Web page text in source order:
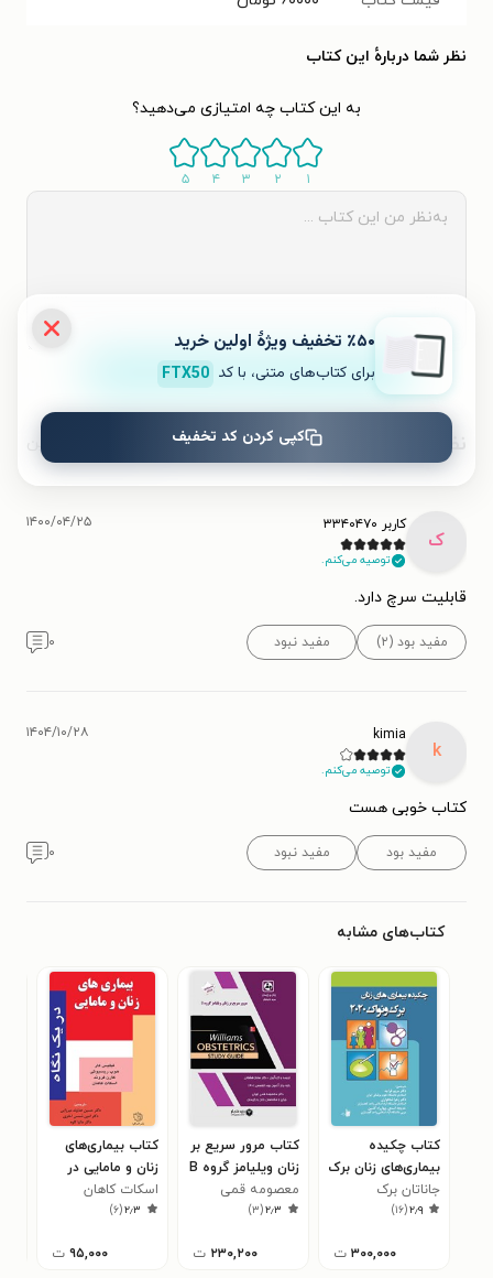
نظر شما دربارهٔ این کتاب
به این کتاب چه امتیازی می‌دهید؟
۱ ۲ ۳ ۴ ۵
ثبت نظر
نظرات کاربران
ک
کاربر ۳۳۴۰۴۷۰
توصیه می‌کنم.
۱۴۰۰/۰۴/۲۵
قابلیت سرچ دارد.
مفید بود (۲) مفید نبود ۰
k
kimia
توصیه می‌کنم.
۱۴۰۴/۱۰/۲۸
کتاب خوبی هست
مفید بود مفید نبود ۰
کتاب‌های مشابه
کتاب چکیده
بیماری‌های زنان برک
و نواک ۲۰۲۰
جاناتان برک
۲٫۹(۱۶)
۳۰۰,۰۰۰ ت
کتاب مرور سریع بر
زنان ویلیامز گروه B
معصومه قمی
اویلی
۲٫۳(۳)
۲۳۰,۲۰۰ ت
کتاب بیماری‌های
زنان و مامایی در
یک نگاه
اسکات کاهان
۲٫۳(۶)
۹۵,۰۰۰ ت
٪۵۰ تخفیف ویژۀ اولین خرید
برای کتاب‌های متنی، با کد FTX50
کپی کردن کد تخفیف